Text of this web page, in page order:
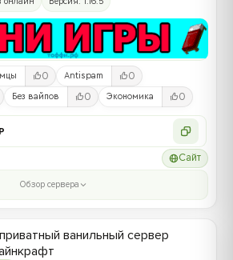
0 Antispam 0
Без вайпов 0 Экономика 0
Сайт
Обзор сервера
ванильный сервер